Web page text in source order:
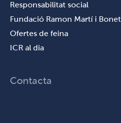
Responsabilitat social
Fundació Ramon Martí i Bonet
Ofertes de feina
ICR al dia
Contacta